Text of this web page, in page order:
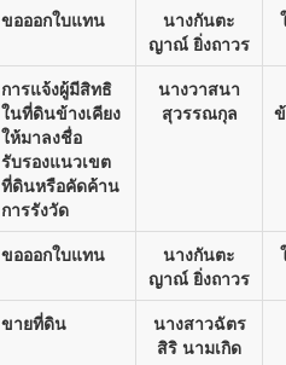
ขอออกใบแทน
นางกันตะ
ญาณ์ ยิ่งถาวร
การแจ้งผู้มีสิทธิ
ในที่ดินข้างเคียง
ให้มาลงชื่อ
รับรองแนวเขต
ที่ดินหรือคัดค้าน
การรังวัด
นางวาสนา
สุวรรณกุล
ขอออกใบแทน
นางกันตะ
ญาณ์ ยิ่งถาวร
ขายที่ดิน
นางสาวฉัตร
สิริ นามเกิด